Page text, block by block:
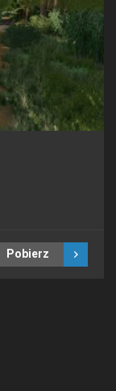
Pobierz